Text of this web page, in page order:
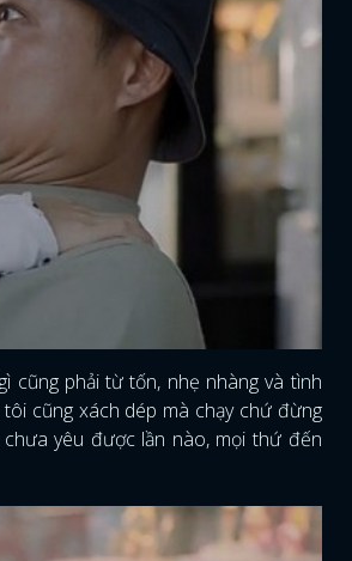
cũng phải từ tốn, nhẹ nhàng và tình
cũng xách dép mà chạy chứ đừng
yêu được lần nào, mọi thứ đến